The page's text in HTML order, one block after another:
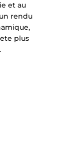
et au
rendu
plus